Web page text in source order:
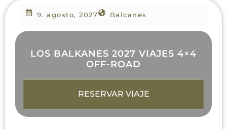
9. agosto, 2027 Balcanes
LOS BALKANES 2027 VIAJES 4×4
OFF-ROAD
RESERVAR VIAJE